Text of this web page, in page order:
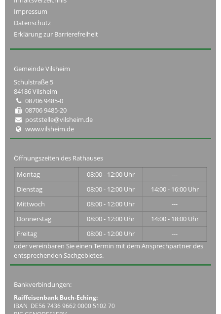
Impressum
Datenschutz
Erklärung zur Barrierefreiheit
Gemeinde Vilsheim
Schulstraße 5
84186 Vilsheim
08706 9485-0
08706 9485-20
poststelle@vilsheim.de
www.vilsheim.de
Öffnungszeiten des Rathauses
Montag
08:00 - 12:00 Uhr
---
Dienstag
08:00 - 12:00 Uhr
14:00 - 16:00 Uhr
Mittwoch
08:00 - 12:00 Uhr
---
Donnerstag
08:00 - 12:00 Uhr
14:00 - 18:00 Uhr
Freitag
08:00 - 12:00 Uhr
---
oder vereinbaren Sie einen Termin mit dem Ansprechpartner des
entsprechenden Sachgebietes.
Bankverbindungen:
Raiffeisenbank Buch-Eching:
IBAN DE56 7436 9662 0000 5102 70